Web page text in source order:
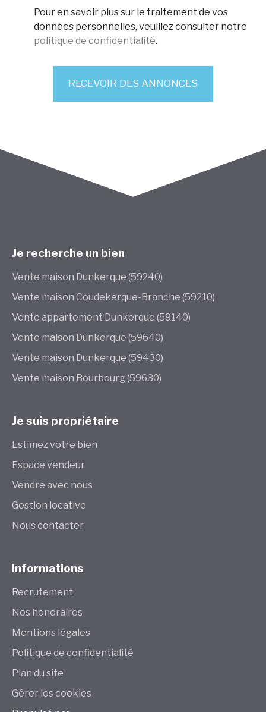
Pour en savoir plus sur le traitement de vos
données personnelles, veuillez consulter notre
politique de confidentialité.
RECEVOIR DES ANNONCES
Je recherche un bien
Vente maison Dunkerque (59240)
Vente maison Coudekerque-Branche (59210)
Vente appartement Dunkerque (59140)
Vente maison Dunkerque (59640)
Vente maison Dunkerque (59430)
Vente maison Bourbourg (59630)
Je suis propriétaire
Estimez votre bien
Espace vendeur
Vendre avec nous
Gestion locative
Nous contacter
Informations
Recrutement
Nos honoraires
Mentions légales
Politique de confidentialité
Plan du site
Gérer les cookies